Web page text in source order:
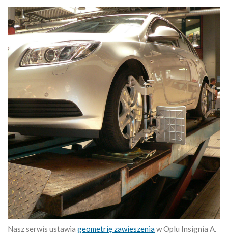
Nasz serwis ustawia geometrię zawieszeniaw Oplu Insignia A.